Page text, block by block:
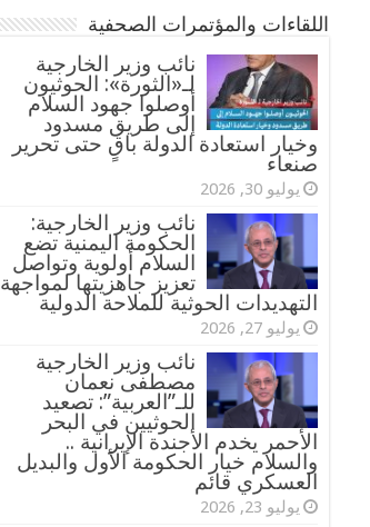
اللقاءات والمؤتمرات الصحفية
‏نائب وزير الخارجية
لـ«الثورة»: الحوثيون
أوصلوا جهود السلام
إلى طريق مسدود
وخيار استعادة الدولة باقٍ حتى تحرير
صنعاء
يوليو 30, 2026
نائب وزير الخارجية:
الحكومة اليمنية تضع
السلام أولوية وتواصل
تعزيز جاهزيتها لمواجهة
التهديدات الحوثية للملاحة الدولية
يوليو 27, 2026
نائب وزير الخارجية
مصطفى نعمان
للـ”العربية”: تصعيد
الحوثيين في البحر
الأحمر يخدم الأجندة الإيرانية ..
والسلام خيار الحكومة الأول والبديل
العسكري قائم
يوليو 23, 2026